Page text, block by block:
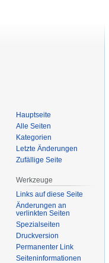
Hauptseite
Alle Seiten
Kategorien
Letzte Änderungen
Zufällige Seite
Werkzeuge
Links auf diese Seite
Änderungen an
verlinkten Seiten
Spezialseiten
Druckversion
Permanenter Link
Seiten­­informationen